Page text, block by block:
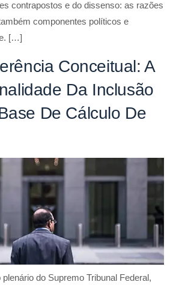
contrapostos e do dissenso: as razões
componentes políticos e
[…]
Conceitual: A
Da Inclusão
De Cálculo De
do Supremo Tribunal Federal,